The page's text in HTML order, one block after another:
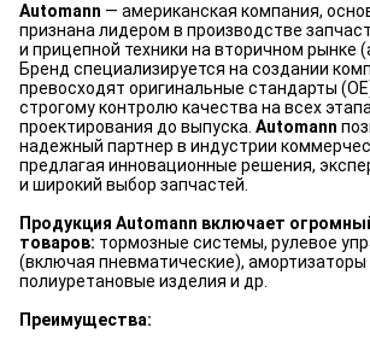
Automann — американская компания,
признана лидером в производстве
и прицепной техники на вторичном рынке
Бренд специализируется на создании
превосходят оригинальные стандарты
строгому контролю качества на всех
проектирования до выпуска. Automann
надежный партнер в индустрии
предлагая инновационные решения,
и широкий выбор запчастей.
Продукция Automann включает
товаров: тормозные системы, рулевое
(включая пневматические), амортизаторы
полиуретановые изделия и др.
Преимущества: